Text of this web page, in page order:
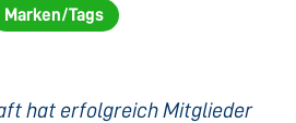
Marken/Tags
hat erfolgreich Mitglieder